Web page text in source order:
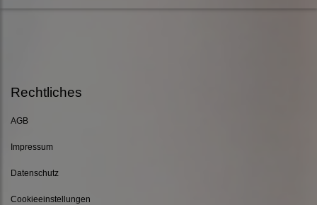
Rechtliches
AGB
Impressum
Datenschutz
Cookieeinstellungen